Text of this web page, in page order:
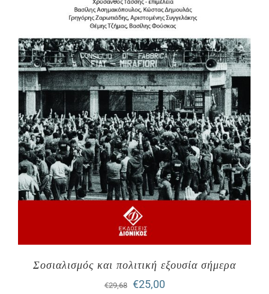
Σοσιαλισμός και πολιτική εξουσία σήμερα
€29,68
Original
€25,00Η